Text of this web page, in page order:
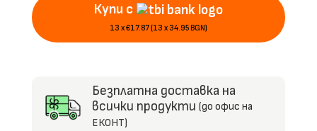
R/C
2.4G
Купи с
13 x €17.87 (13 x 34.95 BGN)
Безплатна доставка на
всички продукти (до офис на
ЕКОНТ)